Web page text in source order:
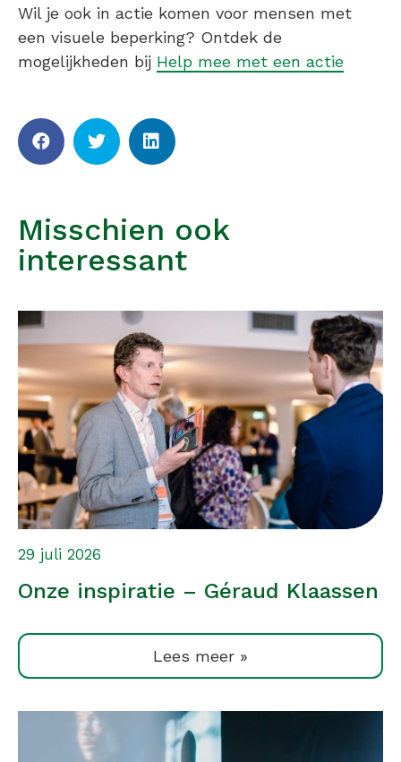
Wil je ook in actie komen voor mensen met
een visuele beperking? Ontdek de
mogelijkheden bij Help mee met een actie
Misschien ook
interessant
Onze inspiratie – Géraud Klaassen
29 juli 2026
Lees meer »